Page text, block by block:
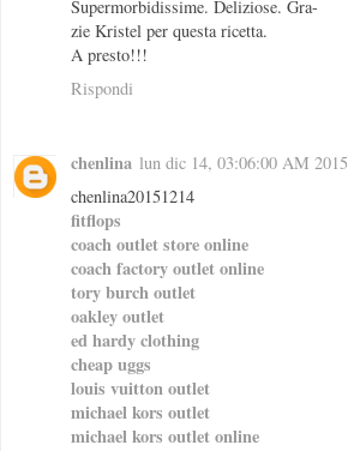
Supermorbidissime. Deliziose. Gra-
zie Kristel per questa ricetta.
A presto!!!
Rispondi
chenlina lun dic 14, 03:06:00 AM 2015
chenlina20151214
fitflops
coach outlet store online
coach factory outlet online
tory burch outlet
oakley outlet
ed hardy clothing
cheap uggs
louis vuitton outlet
michael kors outlet
michael kors outlet online